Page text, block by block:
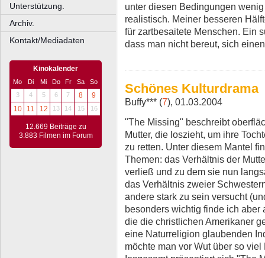
Unterstützung.
Archiv.
Kontakt/Mediadaten
Kinokalender
Mo Di Mi Do Fr Sa
So
3
4 5 6 7 8
9
10
11 12 13 14 15 16
12.669 Beiträge zu
3.883 Filmen im Forum
unter diesen Bedingungen
realistisch. Meiner besseren
für zartbesaitete Menschen. Ein
dass man nicht bereut, sich
Schönes Kulturdrama
Buffy*** (7), 01.03.2004
"The Missing" beschreibt
Mutter, die loszieht, um ihre
zu retten. Unter diesem Mantel
Themen: das Verhältnis der
verließ und zu dem sie nun
das Verhältnis zweier
andere stark zu sein versucht
besonders wichtig finde ich
die die christlichen Amerikaner
eine Naturreligion glaubenden
möchte man vor Wut über so